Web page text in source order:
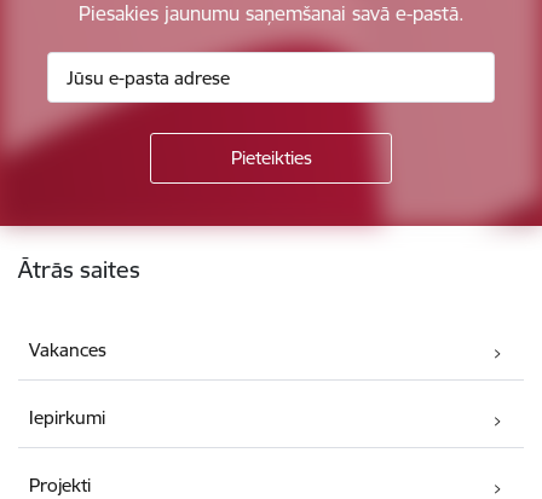
Piesakies jaunumu saņemšanai savā e-pastā.
Kājene
Ātrās saites
Vakances
Iepirkumi
Projekti